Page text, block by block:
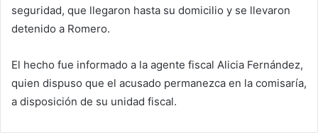
seguridad, que llegaron hasta su domicilio y se llevaron
detenido a Romero.
El hecho fue informado a la agente fiscal Alicia Fernández,
quien dispuso que el acusado permanezca en la comisaría,
a disposición de su unidad fiscal.